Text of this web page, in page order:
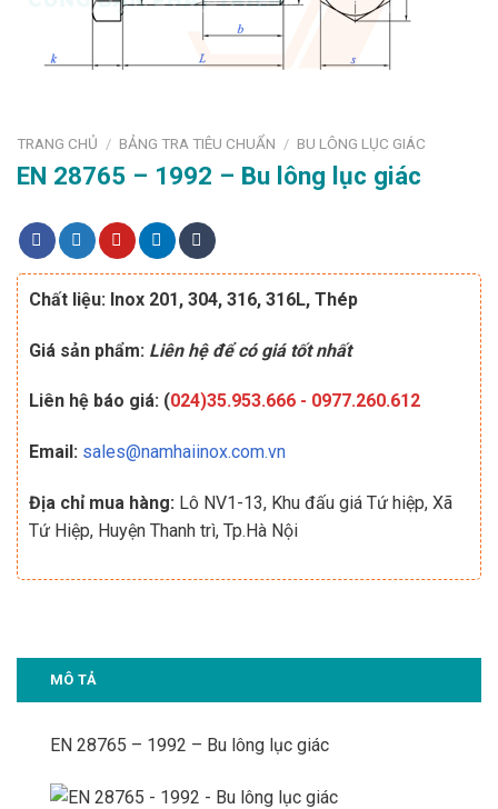
TRANG CHỦ / BẢNG TRA TIÊU CHUẨN / BU LÔNG LỤC GIÁC
EN 28765 – 1992 – Bu lông lục giác
Chất liệu: Inox 201, 304, 316, 316L, Thép
Giá sản phẩm: Liên hệ để có giá tốt nhất
Liên hệ báo giá: (024)35.953.666 - 0977.260.612
Email: sales@namhaiinox.com.vn
Địa chỉ mua hàng: Lô NV1-13, Khu đấu giá Tứ hiệp, Xã
Tứ Hiệp, Huyện Thanh trì, Tp.Hà Nội
MÔ TẢ
EN 28765 – 1992 – Bu lông lục giác